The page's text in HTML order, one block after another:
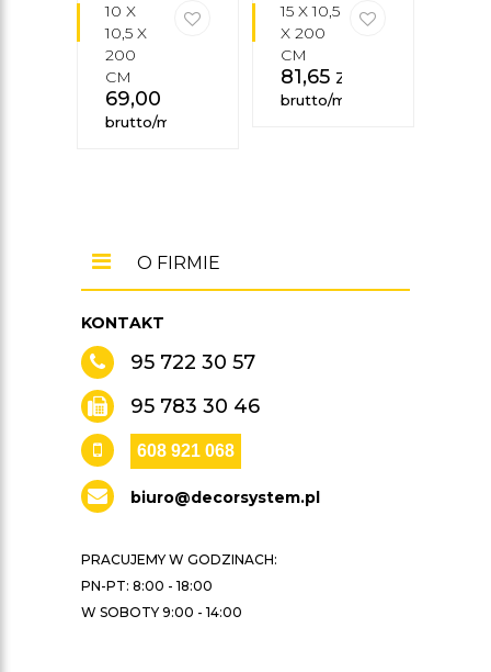
10 X
10,5 X
200
CM
69,00
brutto/mb
15 X 10,5
X 200
CM
81,65 zł
brutto/mb
KONTAKT
95 722 30 57
95 783 30 46
608 921 068
biuro@decorsystem.pl
PRACUJEMY W GODZINACH:
PN-PT: 8:00 - 18:00
W SOBOTY 9:00 - 14:00
O FIRMIE